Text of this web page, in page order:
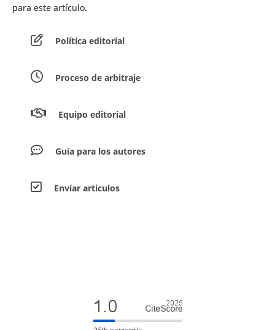
para este artículo.
Política editorial
Proceso de arbitraje
Equipo editorial
Guía para los autores
Envíar artículos